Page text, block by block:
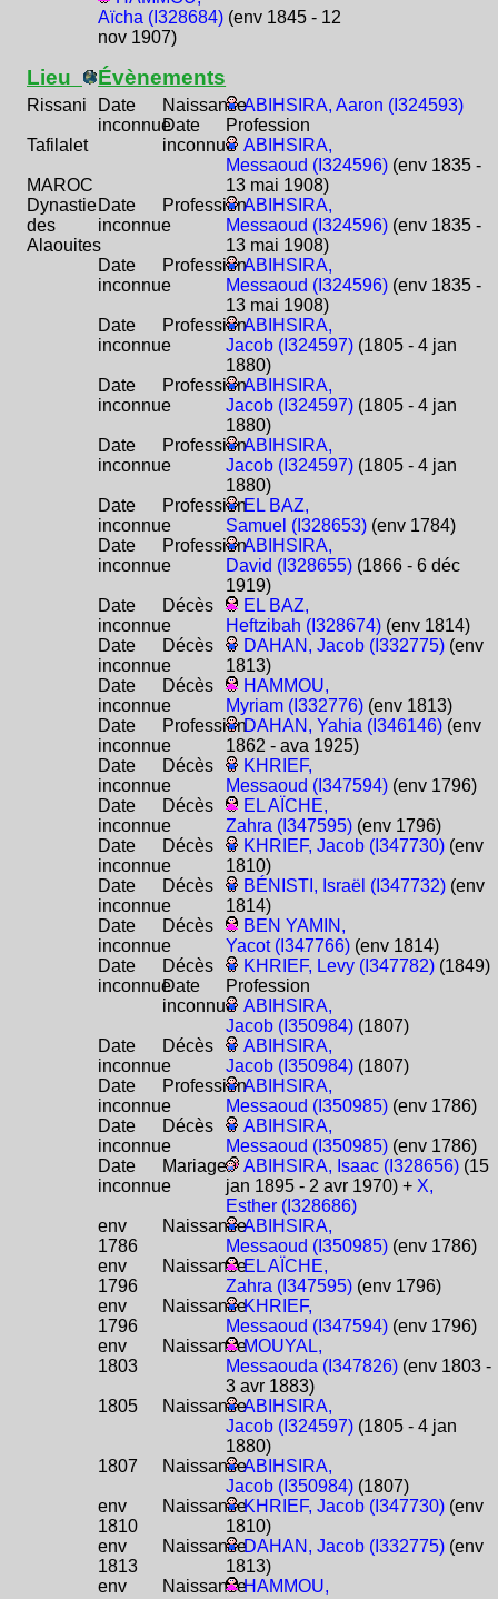
Aïcha (I328684) (env 1845 - 12
nov 1907)
Lieu
Rissani
Tafilalet
MAROC
Dynastie
des
Alaouites
Évènements
Date
inconnue
NaissanceABIHSIRA, Aaron (I324593)
Date
inconnue
Profession
ABIHSIRA,
Messaoud (I324596) (env 1835 -
13 mai 1908)
Date
inconnue
ProfessionABIHSIRA,
Messaoud (I324596) (env 1835 -
13 mai 1908)
Date
inconnue
ProfessionABIHSIRA,
Messaoud (I324596) (env 1835 -
13 mai 1908)
Date
inconnue
ProfessionABIHSIRA,
Jacob (I324597) (1805 - 4 jan
1880)
Date
inconnue
ProfessionABIHSIRA,
Jacob (I324597) (1805 - 4 jan
1880)
Date
inconnue
ProfessionABIHSIRA,
Jacob (I324597) (1805 - 4 jan
1880)
Date
inconnue
ProfessionEL BAZ,
Samuel (I328653) (env 1784)
Date
inconnue
ProfessionABIHSIRA,
David (I328655) (1866 - 6 déc
1919)
Date
inconnue
Décès
EL BAZ,
Heftzibah (I328674) (env 1814)
Date
inconnue
Décès DAHAN, Jacob (I332775) (env
1813)
Date
inconnue
Décès
HAMMOU,
Myriam (I332776) (env 1813)
Date
inconnue
ProfessionDAHAN, Yahia (I346146) (env
1862 - ava 1925)
Date
inconnue
Décès
KHRIEF,
Messaoud (I347594) (env 1796)
Date
inconnue
Décès
EL AÏCHE,
Zahra (I347595) (env 1796)
Date
inconnue
Décès KHRIEF, Jacob (I347730) (env
1810)
Date
inconnue
Décès BÉNISTI, Israël (I347732) (env
1814)
Date
inconnue
Décès
BEN YAMIN,
Yacot (I347766) (env 1814)
Date
inconnue
Décès KHRIEF, Levy (I347782) (1849)
Date
inconnue
Profession
ABIHSIRA,
Jacob (I350984) (1807)
Date
inconnue
Décès
ABIHSIRA,
Jacob (I350984) (1807)
Date
inconnue
ProfessionABIHSIRA,
Messaoud (I350985) (env 1786)
Date
inconnue
Décès
ABIHSIRA,
Messaoud (I350985) (env 1786)
Date
inconnue
Mariage ABIHSIRA, Isaac (I328656) (15
jan 1895 - 2 avr 1970) + X,
Esther (I328686)
env
1786
NaissanceABIHSIRA,
Messaoud (I350985) (env 1786)
env
1796
NaissanceEL AÏCHE,
Zahra (I347595) (env 1796)
env
1796
NaissanceKHRIEF,
Messaoud (I347594) (env 1796)
env
1803
NaissanceMOUYAL,
Messaouda (I347826) (env 1803 -
3 avr 1883)
1805
NaissanceABIHSIRA,
Jacob (I324597) (1805 - 4 jan
1880)
1807
NaissanceABIHSIRA,
Jacob (I350984) (1807)
env
1810
NaissanceKHRIEF, Jacob (I347730) (env
1810)
env
1813
NaissanceDAHAN, Jacob (I332775) (env
1813)
env
NaissanceHAMMOU,